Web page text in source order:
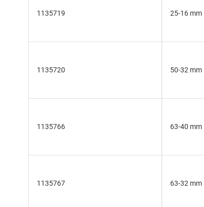
1135719 25-16 mm
1135720 50-32 mm
1135766 63-40 mm
1135767 63-32 mm